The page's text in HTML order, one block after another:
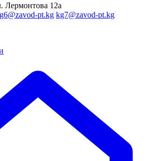
Лермонтова 12а
pt.kg kg7@zavod-pt.kg